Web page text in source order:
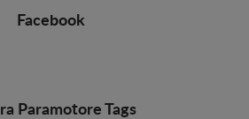
Facebook
Paramotore Tags